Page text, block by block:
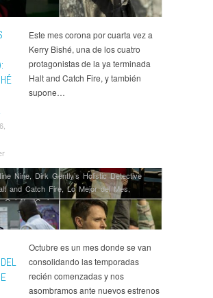
Este mes corona por cuarta vez a
Kerry Bishé, una de los cuatro
protagonistas de la ya terminada
Halt and Catch Fire, y también
supone…
Nine, Dirk Gently’s Holistic Detective
and Catch Fire,Lo Mejor del Mes,
Opinión,Series
Octubre es un mes donde se van
consolidando las temporadas
recién comenzadas y nos
asombramos ante nuevos estrenos